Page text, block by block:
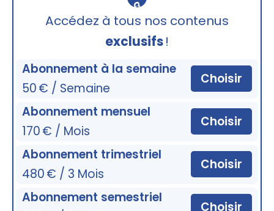
🔒
Accédez à tous nos contenus
exclusifs!
Abonnement à la semaine
50 € / Semaine
Choisir
Abonnement mensuel
170 € / Mois
Choisir
Abonnement trimestriel
480 € / 3 Mois
Choisir
Abonnement semestriel
Choisir